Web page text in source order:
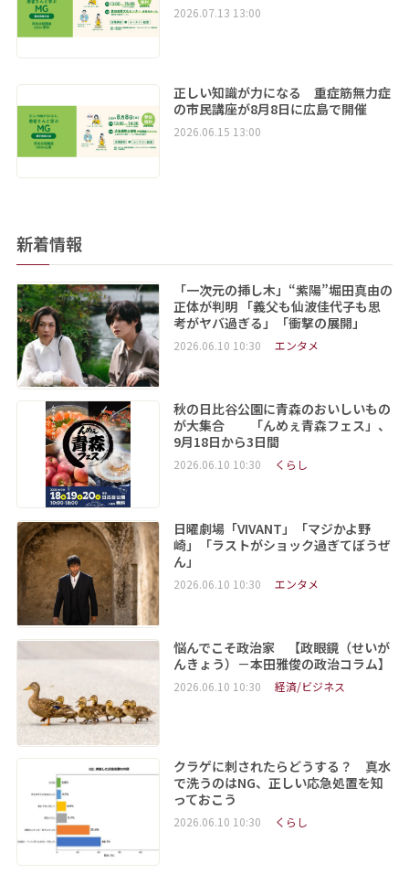
2026.07.13 13:00
正しい知識が力になる 重症筋無力症
の市民講座が8月8日に広島で開催
2026.06.15 13:00
新着情報
「一次元の挿し木」“紫陽”堀田真由の
正体が判明 「義父も仙波佳代子も思
考がヤバ過ぎる」「衝撃の展開」
2026.06.10 10:30 エンタメ
秋の日比谷公園に青森のおいしいもの
が大集合 「んめぇ青森フェス」、
9月18日から3日間
2026.06.10 10:30 くらし
日曜劇場「VIVANT」「マジかよ野
崎」「ラストがショック過ぎてぼうぜ
ん」
2026.06.10 10:30 エンタメ
悩んでこそ政治家 【政眼鏡（せいが
んきょう）－本田雅俊の政治コラム】
2026.06.10 10:30 経済/ビジネス
クラゲに刺されたらどうする？ 真水
で洗うのはNG、正しい応急処置を知
っておこう
2026.06.10 10:30 くらし